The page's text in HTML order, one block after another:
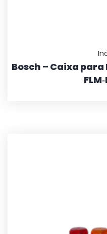
Bosch – Caixa